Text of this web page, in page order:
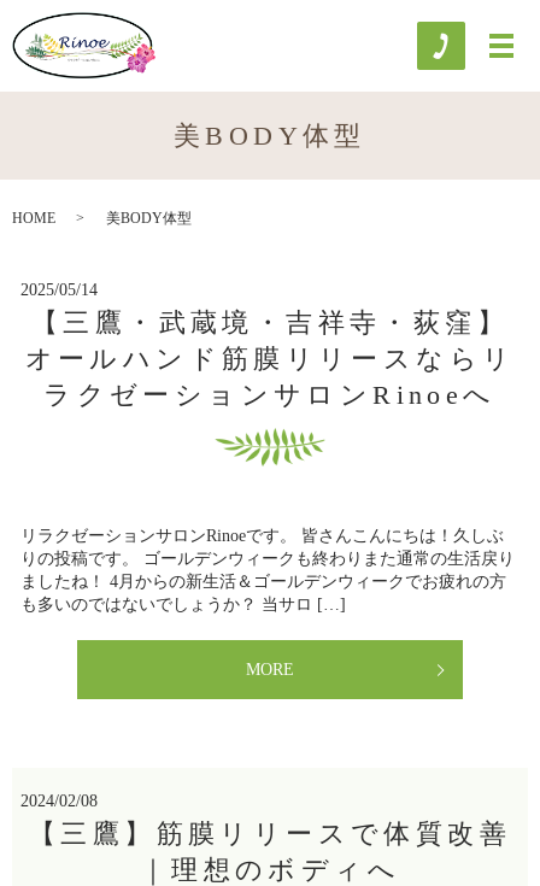
美BODY体型
HOME 美BODY体型
2025/05/14
【三鷹・武蔵境・吉祥寺・荻窪】
オールハンド筋膜リリースならリ
ラクゼーションサロンRinoeへ
リラクゼーションサロンRinoeです。 皆さんこんにちは！久しぶ
りの投稿です。 ゴールデンウィークも終わりまた通常の生活戻り
ましたね！ 4月からの新生活＆ゴールデンウィークでお疲れの方
も多いのではないでしょうか？ 当サロ […]
MORE
2024/02/08
【三鷹】筋膜リリースで体質改善
｜理想のボディへ